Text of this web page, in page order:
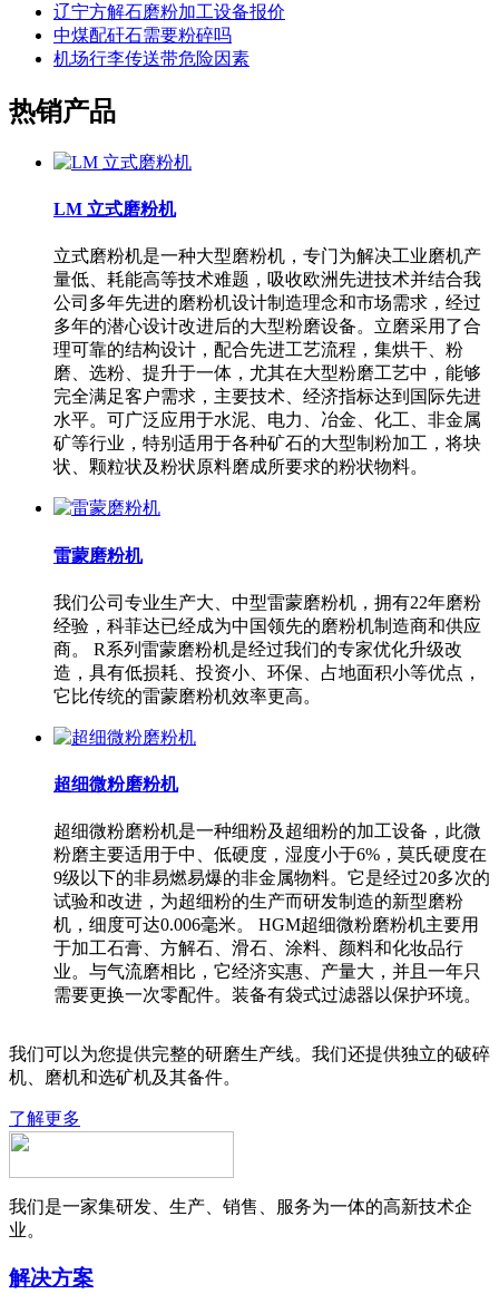
辽宁方解石磨粉加工设备报价
中煤配矸石需要粉碎吗
机场行李传送带危险因素
热销产品
LM 立式磨粉机
立式磨粉机是一种大型磨粉机，专门为解决工业磨机产
量低、耗能高等技术难题，吸收欧洲先进技术并结合我
公司多年先进的磨粉机设计制造理念和市场需求，经过
多年的潜心设计改进后的大型粉磨设备。立磨采用了合
理可靠的结构设计，配合先进工艺流程，集烘干、粉
磨、选粉、提升于一体，尤其在大型粉磨工艺中，能够
完全满足客户需求，主要技术、经济指标达到国际先进
水平。可广泛应用于水泥、电力、冶金、化工、非金属
矿等行业，特别适用于各种矿石的大型制粉加工，将块
状、颗粒状及粉状原料磨成所要求的粉状物料。
雷蒙磨粉机
我们公司专业生产大、中型雷蒙磨粉机，拥有22年磨粉
经验，科菲达已经成为中国领先的磨粉机制造商和供应
商。 R系列雷蒙磨粉机是经过我们的专家优化升级改
造，具有低损耗、投资小、环保、占地面积小等优点，
它比传统的雷蒙磨粉机效率更高。
超细微粉磨粉机
超细微粉磨粉机是一种细粉及超细粉的加工设备，此微
粉磨主要适用于中、低硬度，湿度小于6%，莫氏硬度在
9级以下的非易燃易爆的非金属物料。它是经过20多次的
试验和改进，为超细粉的生产而研发制造的新型磨粉
机，细度可达0.006毫米。 HGM超细微粉磨粉机主要用
于加工石膏、方解石、滑石、涂料、颜料和化妆品行
业。与气流磨相比，它经济实惠、产量大，并且一年只
需要更换一次零配件。装备有袋式过滤器以保护环境。
我们可以为您提供完整的研磨生产线。我们还提供独立的破碎
机、磨机和选矿机及其备件。
了解更多
我们是一家集研发、生产、销售、服务为一体的高新技术企
业。
解决方案